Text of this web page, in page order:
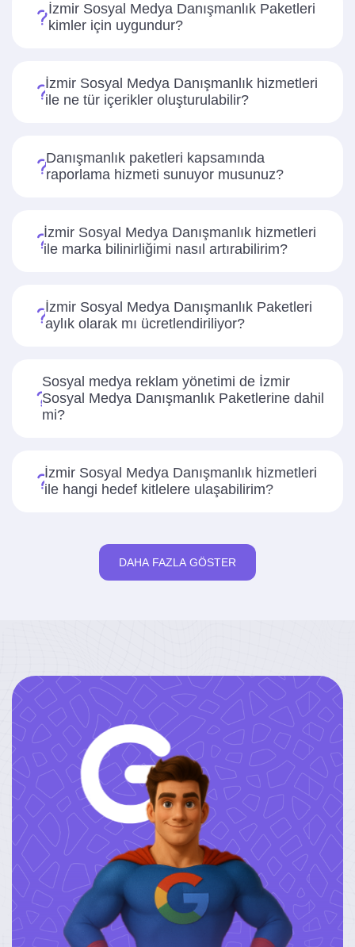
İzmir Sosyal Medya Danışmanlık Paketleri
kimler için uygundur?
İzmir Sosyal Medya Danışmanlık hizmetleri
ile ne tür içerikler oluşturulabilir?
Danışmanlık paketleri kapsamında
raporlama hizmeti sunuyor musunuz?
İzmir Sosyal Medya Danışmanlık hizmetleri
ile marka bilinirliğimi nasıl artırabilirim?
İzmir Sosyal Medya Danışmanlık Paketleri
aylık olarak mı ücretlendiriliyor?
Sosyal medya reklam yönetimi de İzmir
Sosyal Medya Danışmanlık Paketlerine dahil
mi?
İzmir Sosyal Medya Danışmanlık hizmetleri
ile hangi hedef kitlelere ulaşabilirim?
DAHA FAZLA GÖSTER